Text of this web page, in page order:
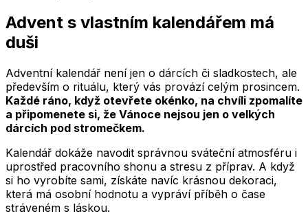
Advent s vlastním kalendářem má
duši
Adventní kalendář není jen o dárcích či sladkostech, ale
především o rituálu, který vás provází celým prosincem.
Každé ráno, když otevřete okénko, na chvíli zpomalíte
a připomenete si, že Vánoce nejsou jen o velkých
dárcích pod stromečkem.
Kalendář dokáže navodit správnou sváteční atmosféru i
uprostřed pracovního shonu a stresu z příprav. A když
si ho vyrobíte sami, získáte navíc krásnou dekoraci,
která má osobní hodnotu a vypráví příběh o čase
stráveném s láskou.